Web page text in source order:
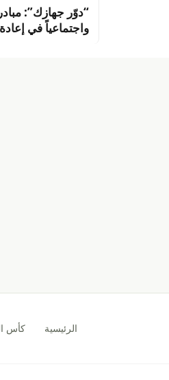
“دوّر جهازك”:
واجتماعياً في
الرئيسية كأس